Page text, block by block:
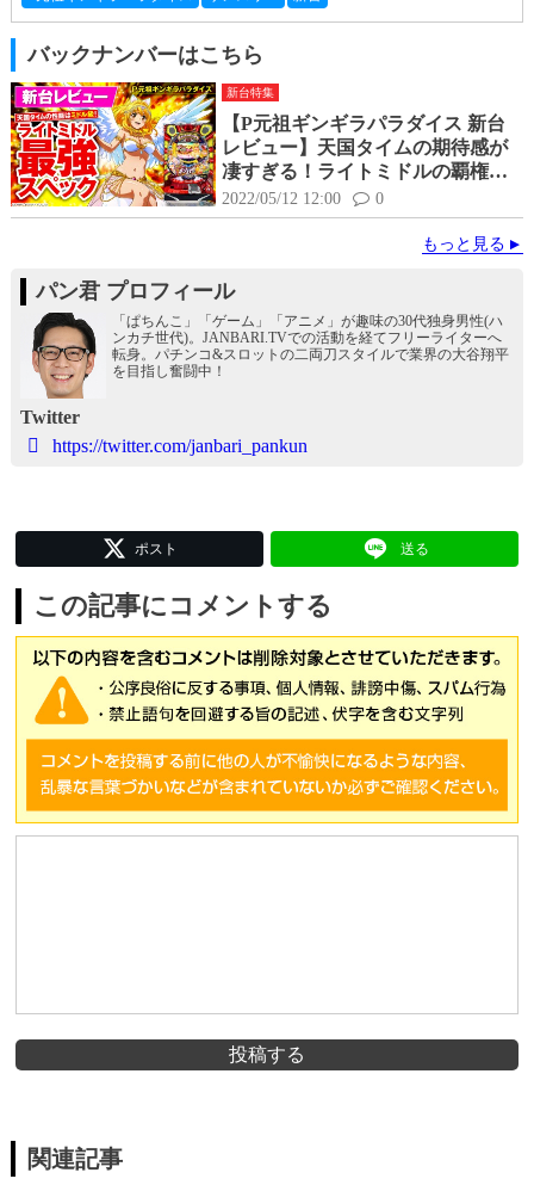
バックナンバーはこちら
新台特集
【P元祖ギンギラパラダイス 新台
レビュー】天国タイムの期待感が
凄すぎる！ライトミドルの覇権に
なるかも！？
2022/05/12 12:00 0
もっと見る
パン君 プロフィール
「ぱちんこ」「ゲーム」「アニメ」が趣味の30代独身男性(ハ
ンカチ世代)。JANBARI.TVでの活動を経てフリーライターへ
転身。パチンコ&スロットの二両刀スタイルで業界の大谷翔平
を目指し奮闘中！
Twitter
https://twitter.com/janbari_pankun
ポスト 送る
この記事にコメントする
投稿する
関連記事